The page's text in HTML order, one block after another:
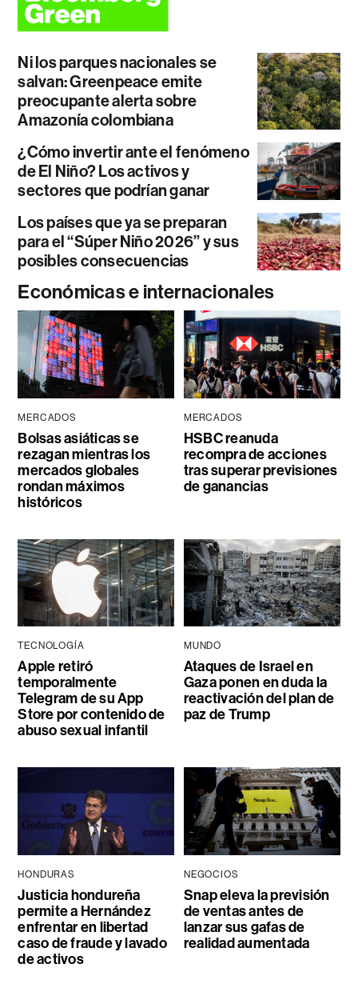
Ni los parques nacionales se
salvan: Greenpeace emite
preocupante alerta sobre
Amazonía colombiana
¿Cómo invertir ante el fenómeno
de El Niño? Los activos y
sectores que podrían ganar
Los países que ya se preparan
para el “Súper Niño 2026” y sus
posibles consecuencias
Económicas e internacionales
MERCADOS
Bolsas asiáticas se
rezagan mientras los
mercados globales
rondan máximos
históricos
MERCADOS
HSBC reanuda
recompra de acciones
tras superar previsiones
de ganancias
TECNOLOGÍA
Apple retiró
temporalmente
Telegram de su App
Store por contenido de
abuso sexual infantil
MUNDO
Ataques de Israel en
Gaza ponen en duda la
reactivación del plan de
paz de Trump
HONDURAS
Justicia hondureña
permite a Hernández
enfrentar en libertad
caso de fraude y lavado
de activos
NEGOCIOS
Snap eleva la previsión
de ventas antes de
lanzar sus gafas de
realidad aumentada